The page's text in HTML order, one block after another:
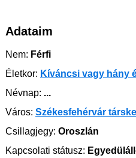
Adataim
Nem: Férfi
Életkor: Kíváncsi vagy hány
Névnap: ...
Város: Székesfehérvár
Csillagjegy: Oroszlán
Kapcsolati státusz: